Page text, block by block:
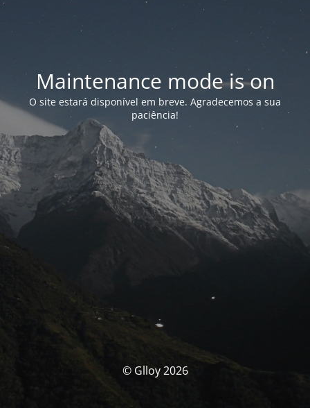
Maintenance mode is on
O site estará disponível em breve. Agradecemos a sua
paciência!
© Glloy 2026